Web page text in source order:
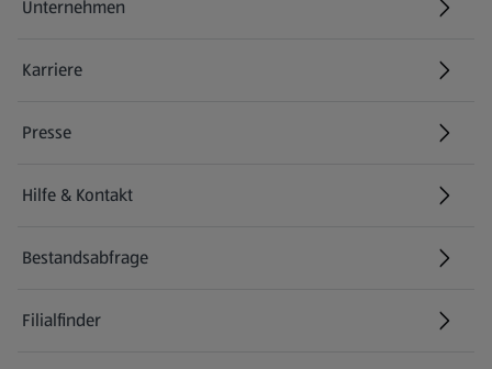
Unternehmen
Karriere
(öffnet in einem neuen Tab)
Presse
Hilfe & Kontakt
(öffnet in einem neuen Tab)
Bestandsabfrage
(öffnet in einem neuen Tab)
Filialfinder